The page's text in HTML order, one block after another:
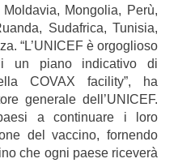
Mongolia, Perù,
Sudafrica, Tunisia,
“L’UNICEF è orgoglioso
un piano indicativo di
COVAX facility”, ha
generale dell’UNICEF.
a continuare i loro
del vaccino, fornendo
che ogni paese riceverà